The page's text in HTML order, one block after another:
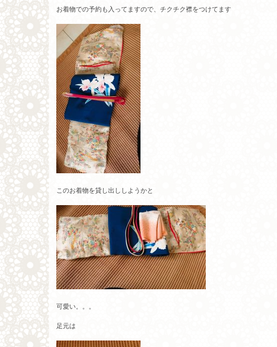
お着物での予約も入ってますので、チクチク襟をつけてます
このお着物を貸し出ししようかと
可愛い。。。
足元は